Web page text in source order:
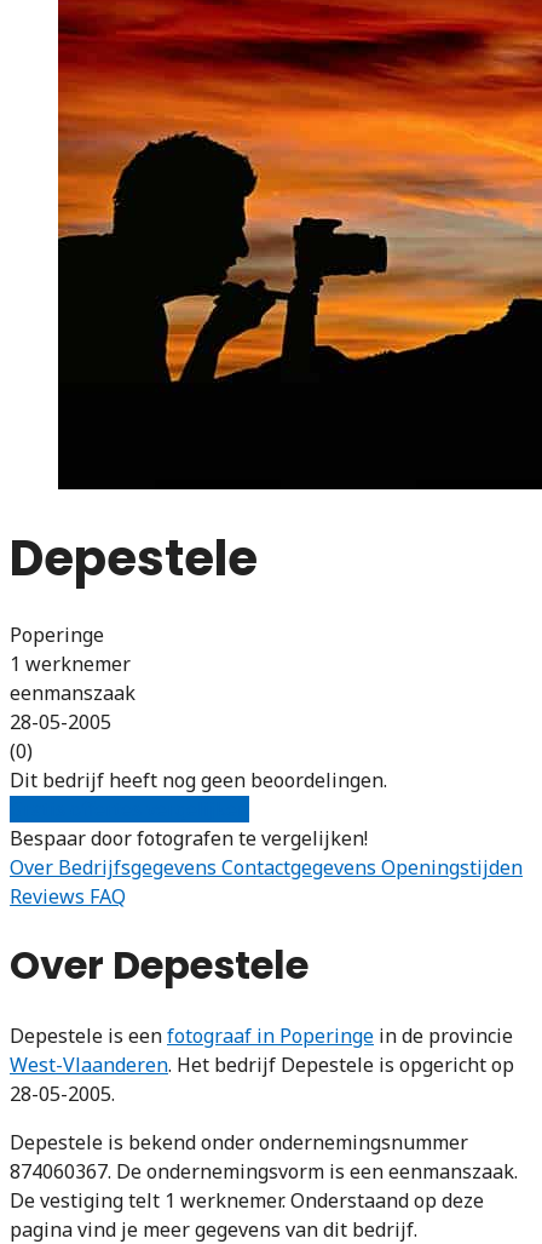
Depestele
Poperinge
1 werknemer
eenmanszaak
28-05-2005
(0)
Dit bedrijf heeft nog geen beoordelingen.
Bespaar door fotografen te vergelijken!
Over Bedrijfsgegevens Contactgegevens Openingstijden
Reviews FAQ
Over Depestele
Depestele is eenfotograaf in Poperinge in de provincie
West-Vlaanderen. Het bedrijf Depestele is opgericht op
28-05-2005.
Depestele is bekend onder ondernemingsnummer
874060367. De ondernemingsvorm is een eenmanszaak.
De vestiging telt 1 werknemer. Onderstaand op deze
pagina vind je meer gegevens van dit bedrijf.